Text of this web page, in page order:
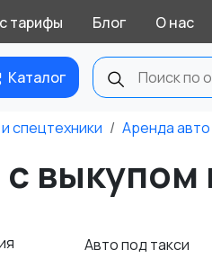
тарифы Блог О нас
Каталог
спецтехники Аренда авто
Авто под такси